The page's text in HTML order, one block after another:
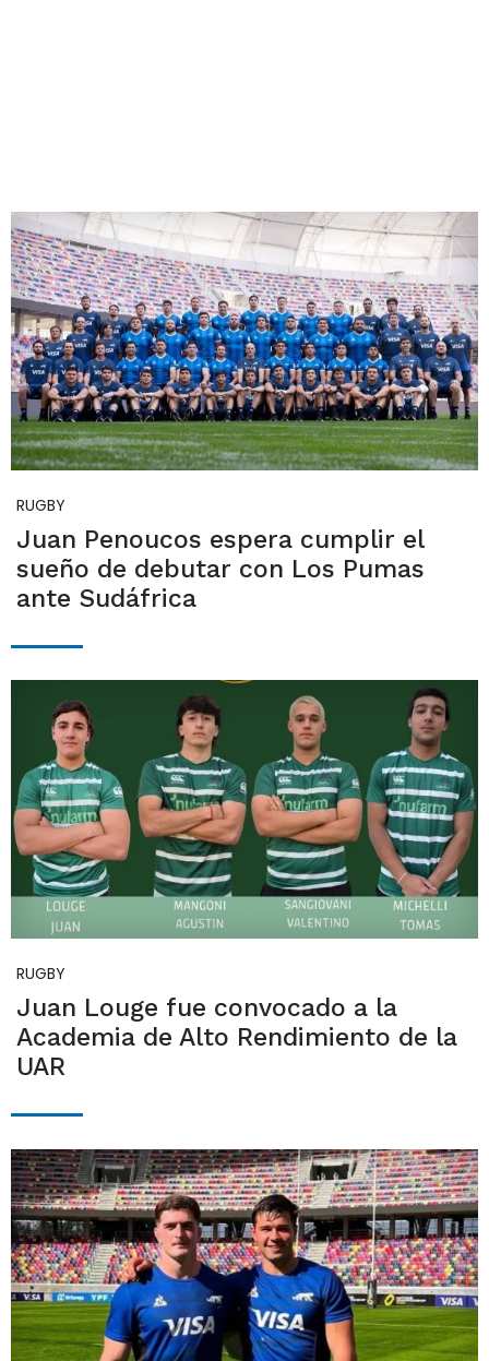
RUGBY
Juan Penoucos espera cumplir el
sueño de debutar con Los Pumas
ante Sudáfrica
RUGBY
Juan Louge fue convocado a la
Academia de Alto Rendimiento de la
UAR